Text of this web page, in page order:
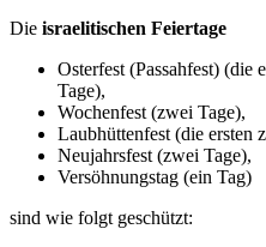
Die israelitischen Feiertage
Osterfest (Passahfest) (die
Tage),
Wochenfest (zwei Tage),
Laubhüttenfest (die ersten
Neujahrsfest (zwei Tage),
Versöhnungstag (ein Tag)
sind wie folgt geschützt: